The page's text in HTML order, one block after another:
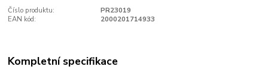
Číslo produktu:
PR23019
EAN kód:
2000201714933
Kompletní specifikace